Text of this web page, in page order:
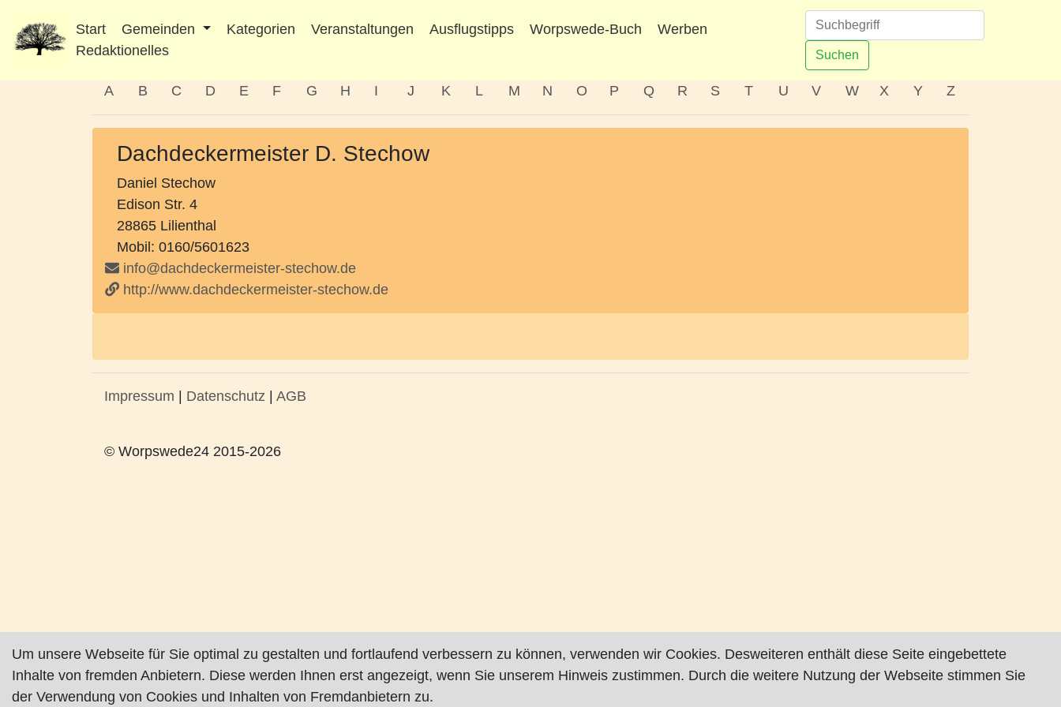
Start Gemeinden Kategorien Veranstaltungen Ausflugstipps Worpswede-Buch
Werben
Redaktionelles
Suchen
A B C D E F G H I J K L M N O P Q R S T U V W X Y Z
Dachdeckermeister D. Stechow
Daniel Stechow
Edison Str. 4
28865 Lilienthal
Mobil: 0160/5601623
info@dachdeckermeister-stechow.de
http://www.dachdeckermeister-stechow.de
Impressum Datenschutz AGB
© Worpswede24 2015-2026
Um unsere Webseite für Sie optimal zu gestalten und fortlaufend verbessern zu können, verwenden wir Cookies. Desweiteren enthält diese Seite eingebettete
Inhalte von fremden Anbietern. Diese werden Ihnen erst angezeigt, wenn Sie unserem Hinweis zustimmen. Durch die weitere Nutzung der Webseite stimmen Sie
der Verwendung von Cookies und Inhalten von Fremdanbietern zu.